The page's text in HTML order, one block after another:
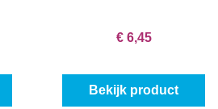
€ 6,45
Bekijk product